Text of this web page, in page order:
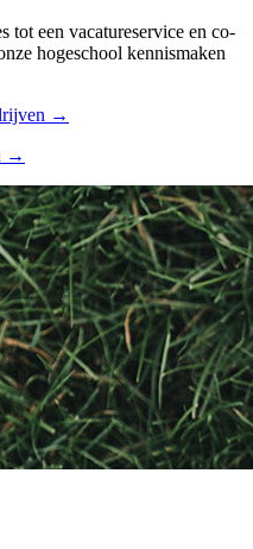
tot een vacatureservice en co-
hogeschool kennismaken
→
→